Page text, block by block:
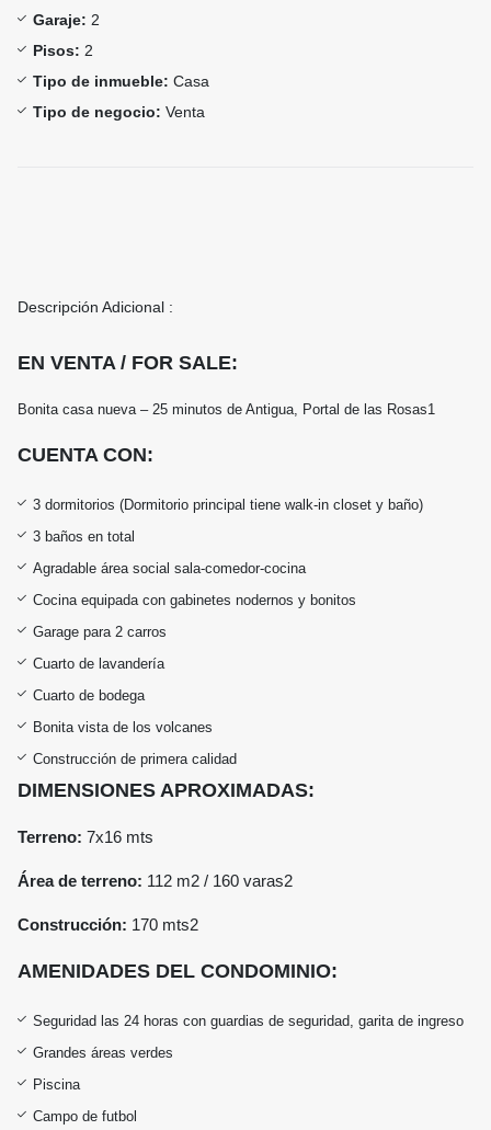
Garaje: 2
Pisos: 2
Tipo de inmueble: Casa
Tipo de negocio: Venta
Descripción Adicional :
EN VENTA / FOR SALE:
Bonita casa nueva – 25 minutos de Antigua, Portal de las Rosas1
CUENTA CON:
3 dormitorios (Dormitorio principal tiene walk-in closet y baño)
3 baños en total
Agradable área social sala-comedor-cocina
Cocina equipada con gabinetes nodernos y bonitos
Garage para 2 carros
Cuarto de lavandería
Cuarto de bodega
Bonita vista de los volcanes
Construcción de primera calidad
DIMENSIONES APROXIMADAS:
Terreno: 7x16 mts
Área de terreno: 112 m2 / 160 varas2
Construcción: 170 mts2
AMENIDADES DEL CONDOMINIO:
Seguridad las 24 horas con guardias de seguridad, garita de ingreso
Grandes áreas verdes
Piscina
Campo de futbol